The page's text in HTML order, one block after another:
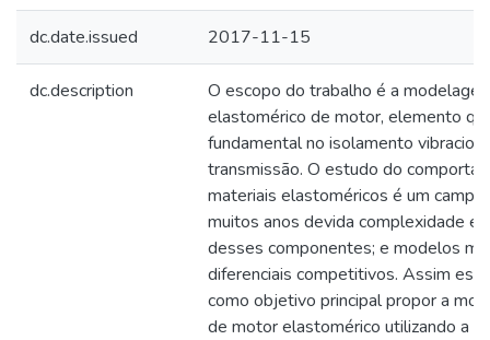
dc.date.issued 2017-11-15
dc.description
O escopo do trabalho é a
elastomérico de motor, elemento
fundamental no isolamento
transmissão. O estudo do
materiais elastoméricos é um
muitos anos devida complexidade e
desses componentes; e modelos
diferenciais competitivos. Assim
como objetivo principal propor a
de motor elastomérico utilizando a